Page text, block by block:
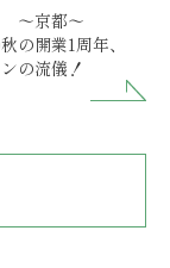
～京都～
の開業1周年、
の流儀！